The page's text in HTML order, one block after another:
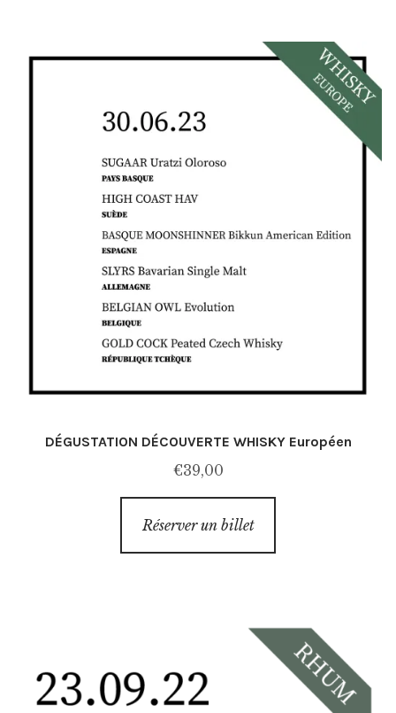
DÉGUSTATION DÉCOUVERTE WHISKY Européen
€39,00
Réserver un billet